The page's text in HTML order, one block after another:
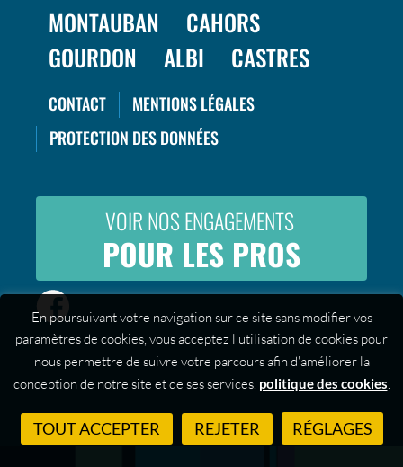
MONTAUBAN
CAHORS
GOURDON
ALBI CASTRES
CONTACT
MENTIONS LÉGALES
PROTECTION DES DONNÉES
VOIR NOS ENGAGEMENTS
POUR LES PROS
En poursuivant votre navigation sur ce site sans modifier vos
paramètres de cookies, vous acceptez l'utilisation de cookies pour
nous permettre de suivre votre parcours afin d'améliorer la
conception de notre site et de ses services. politique des cookies.
TOUT ACCEPTER REJETER RÉGLAGES